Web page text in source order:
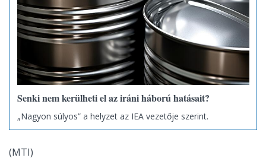
Senki nem kerülheti el az iráni háború hatásait?
„Nagyon súlyos” a helyzet az IEA vezetője szerint.
(MTI)